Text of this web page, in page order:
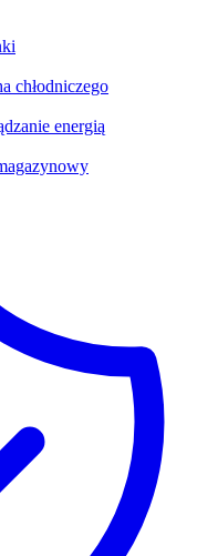
chłodniczego
energią